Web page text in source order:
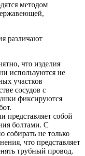
методом
различают
что изделия
используются не
участков
сосудов с
фиксируются
представляет собой
болтами. С
не только
что представляет
трубный провод.